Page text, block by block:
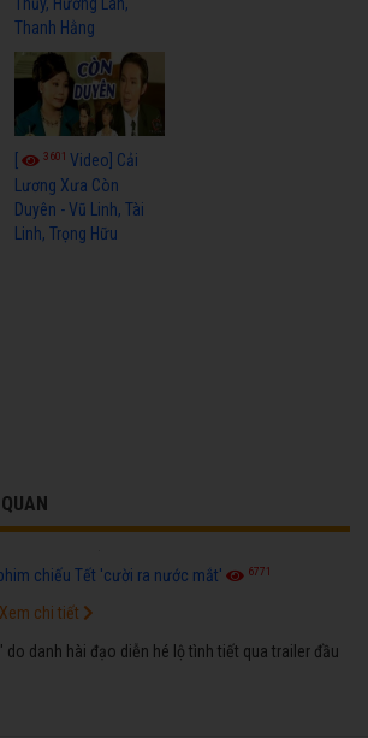
Thanh Hằng
3601Video] Cải
Lương Xưa Còn
Duyên - Vũ Linh, Tài
Linh, Trọng Hữu
chiếu Tết 'cười ra nước mắt' 6771
do danh hài đạo diễn hé lộ tình tiết qua trailer đầu
Xem chi tiết